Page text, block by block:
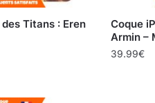
Titans : Eren
Coque
Armin –
39.99€